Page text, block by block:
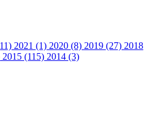
2021 (1) 2020 (8) 2019 (27) 2018
2015 (115) 2014 (3)